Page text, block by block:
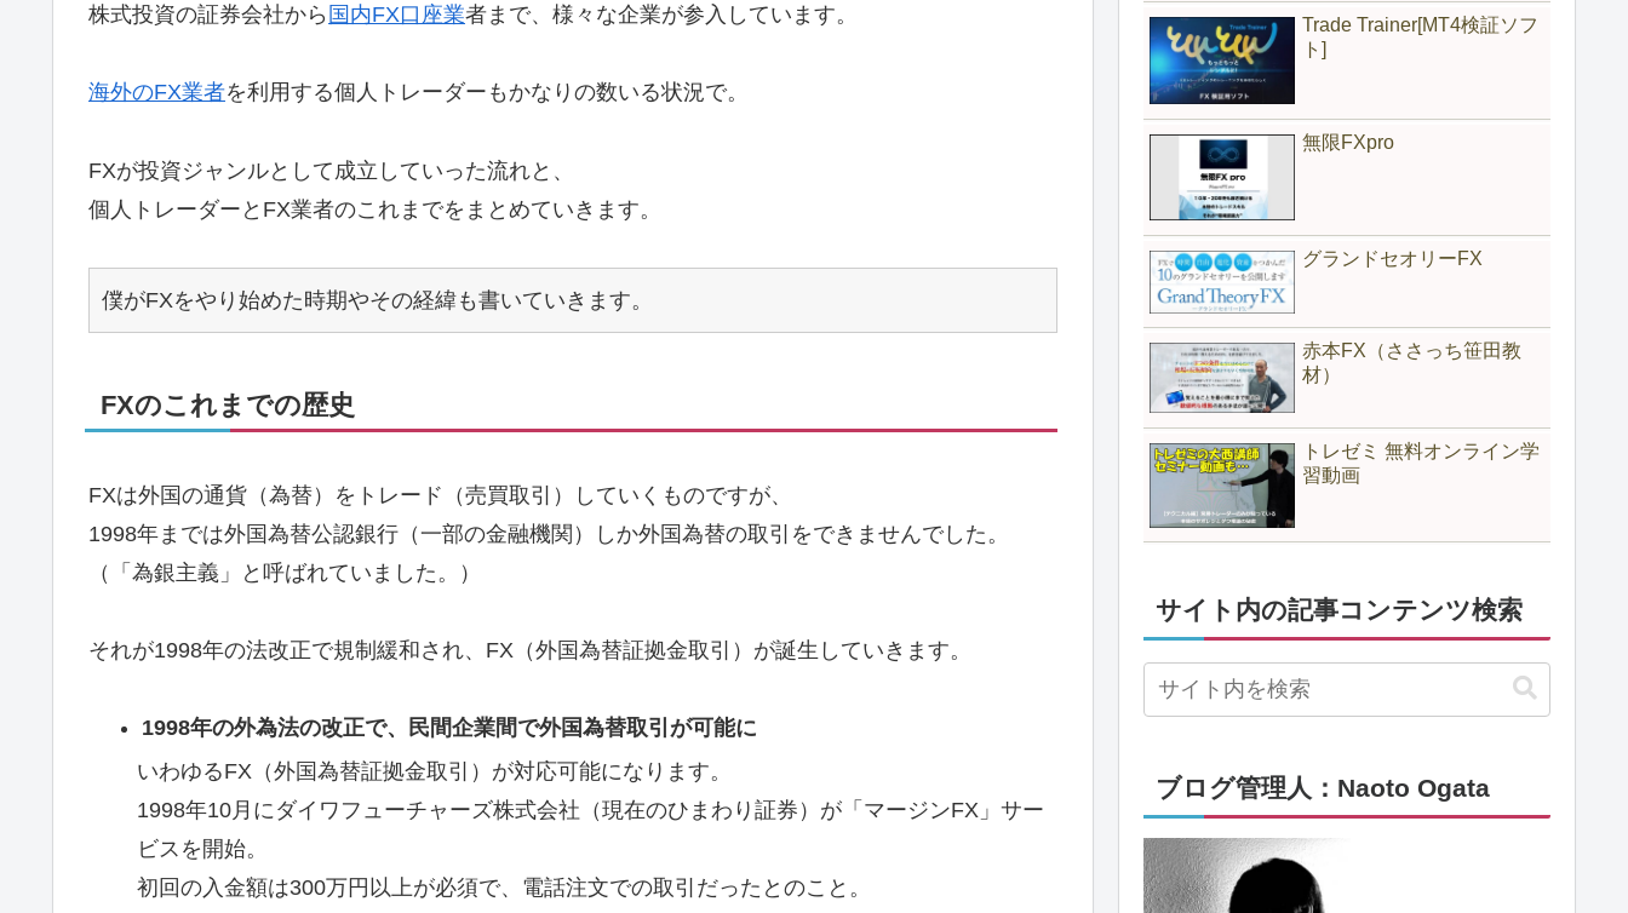
株式投資の証券会社から 国内FX口座業者まで、様々な企業が参入しています。
海外のFX業者を利用する個人トレーダーもかなりの数いる状況で。
FXが投資ジャンルとして成立していった流れと、
個人トレーダーとFX業者のこれまでをまとめていきます。
僕がFXをやり始めた時期やその経緯も書いていきます。
FXのこれまでの歴史
FXは外国の通貨（為替）をトレード（売買取引）していくものですが、
1998年までは外国為替公認銀行（一部の金融機関）しか外国為替の取引をできませんでした。
（「為銀主義」と呼ばれていました。）
それが1998年の法改正で規制緩和され、FX（外国為替証拠金取引）が誕生していきます。
1998年の外為法の改正で、民間企業間で外国為替取引が可能に
いわゆるFX（外国為替証拠金取引）が対応可能になります。
1998年10月にダイワフューチャーズ株式会社（現在のひまわり証券）が「マージンFX」サー
ビスを開始。
初回の入金額は300万円以上が必須で、電話注文での取引だったとのこと。
Trade Trainer[MT4検証ソフ
ト]
無限FXpro
グランドセオリーFX
赤本FX（ささっち笹田教
材）
トレゼミ 無料オンライン学
習動画
サイト内の記事コンテンツ検索
ブログ管理人：Naoto Ogata